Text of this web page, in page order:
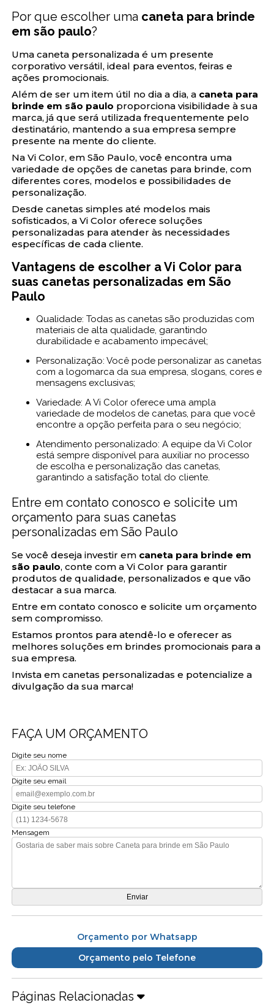
Por que escolher uma caneta para brinde
em são paulo?
Uma caneta personalizada é um presente
corporativo versátil, ideal para eventos, feiras e
ações promocionais.
Além de ser um item útil no dia a dia, a caneta para
brinde em são paulo proporciona visibilidade à sua
marca, já que será utilizada frequentemente pelo
destinatário, mantendo a sua empresa sempre
presente na mente do cliente.
Na Vi Color, em São Paulo, você encontra uma
variedade de opções de canetas para brinde, com
diferentes cores, modelos e possibilidades de
personalização.
Desde canetas simples até modelos mais
sofisticados, a Vi Color oferece soluções
personalizadas para atender às necessidades
específicas de cada cliente.
Vantagens de escolher a Vi Color para
suas canetas personalizadas em São
Paulo
Qualidade: Todas as canetas são produzidas com
materiais de alta qualidade, garantindo
durabilidade e acabamento impecável;
Personalização: Você pode personalizar as canetas
com a logomarca da sua empresa, slogans, cores e
mensagens exclusivas;
Variedade: A Vi Color oferece uma ampla
variedade de modelos de canetas, para que você
encontre a opção perfeita para o seu negócio;
Atendimento personalizado: A equipe da Vi Color
está sempre disponível para auxiliar no processo
de escolha e personalização das canetas,
garantindo a satisfação total do cliente.
Entre em contato conosco e solicite um
orçamento para suas canetas
personalizadas em São Paulo
Se você deseja investir em caneta para brinde em
são paulo, conte com a Vi Color para garantir
produtos de qualidade, personalizados e que vão
destacar a sua marca.
Entre em contato conosco e solicite um orçamento
sem compromisso.
Estamos prontos para atendê-lo e oferecer as
melhores soluções em brindes promocionais para a
sua empresa.
Invista em canetas personalizadas e potencialize a
divulgação da sua marca!
FAÇA UM ORÇAMENTO
Digite seu nome
Digite seu email
Digite seu telefone
Mensagem
Orçamento por Whatsapp
Orçamento pelo Telefone
Páginas Relacionadas